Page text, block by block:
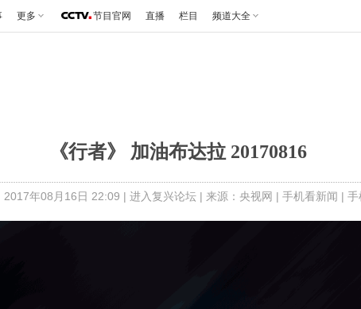
更多 节目官网 直播 栏目 频道大全
《行者》 加油布达拉 20170816
2017年08月16日 22:09 | 进入复兴论坛 | 来源：央视网 | 手机看新闻 | 手